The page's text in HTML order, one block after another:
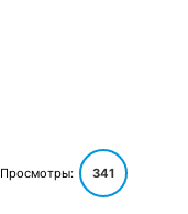
Просмотры: 341